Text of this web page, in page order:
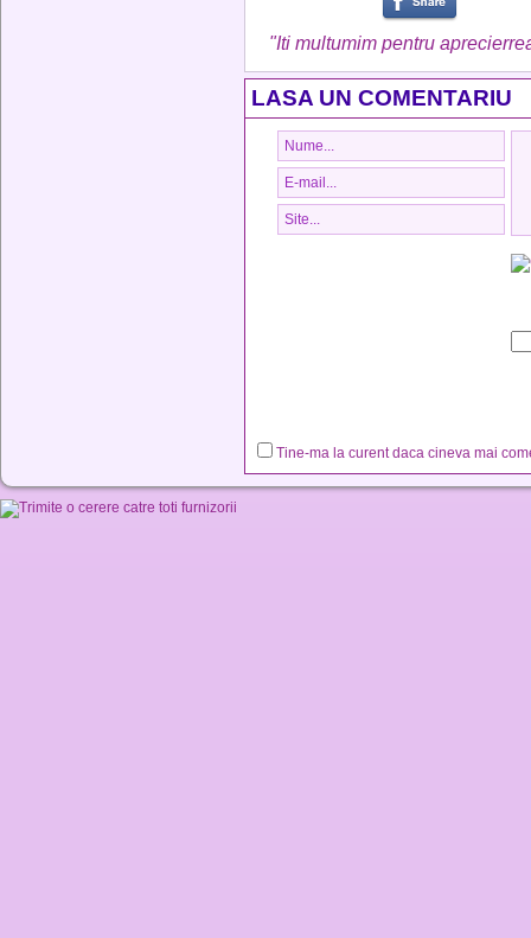
"Iti multumim pentru
LASA UN COMENTARIU
Tine-ma la curent daca cineva mai